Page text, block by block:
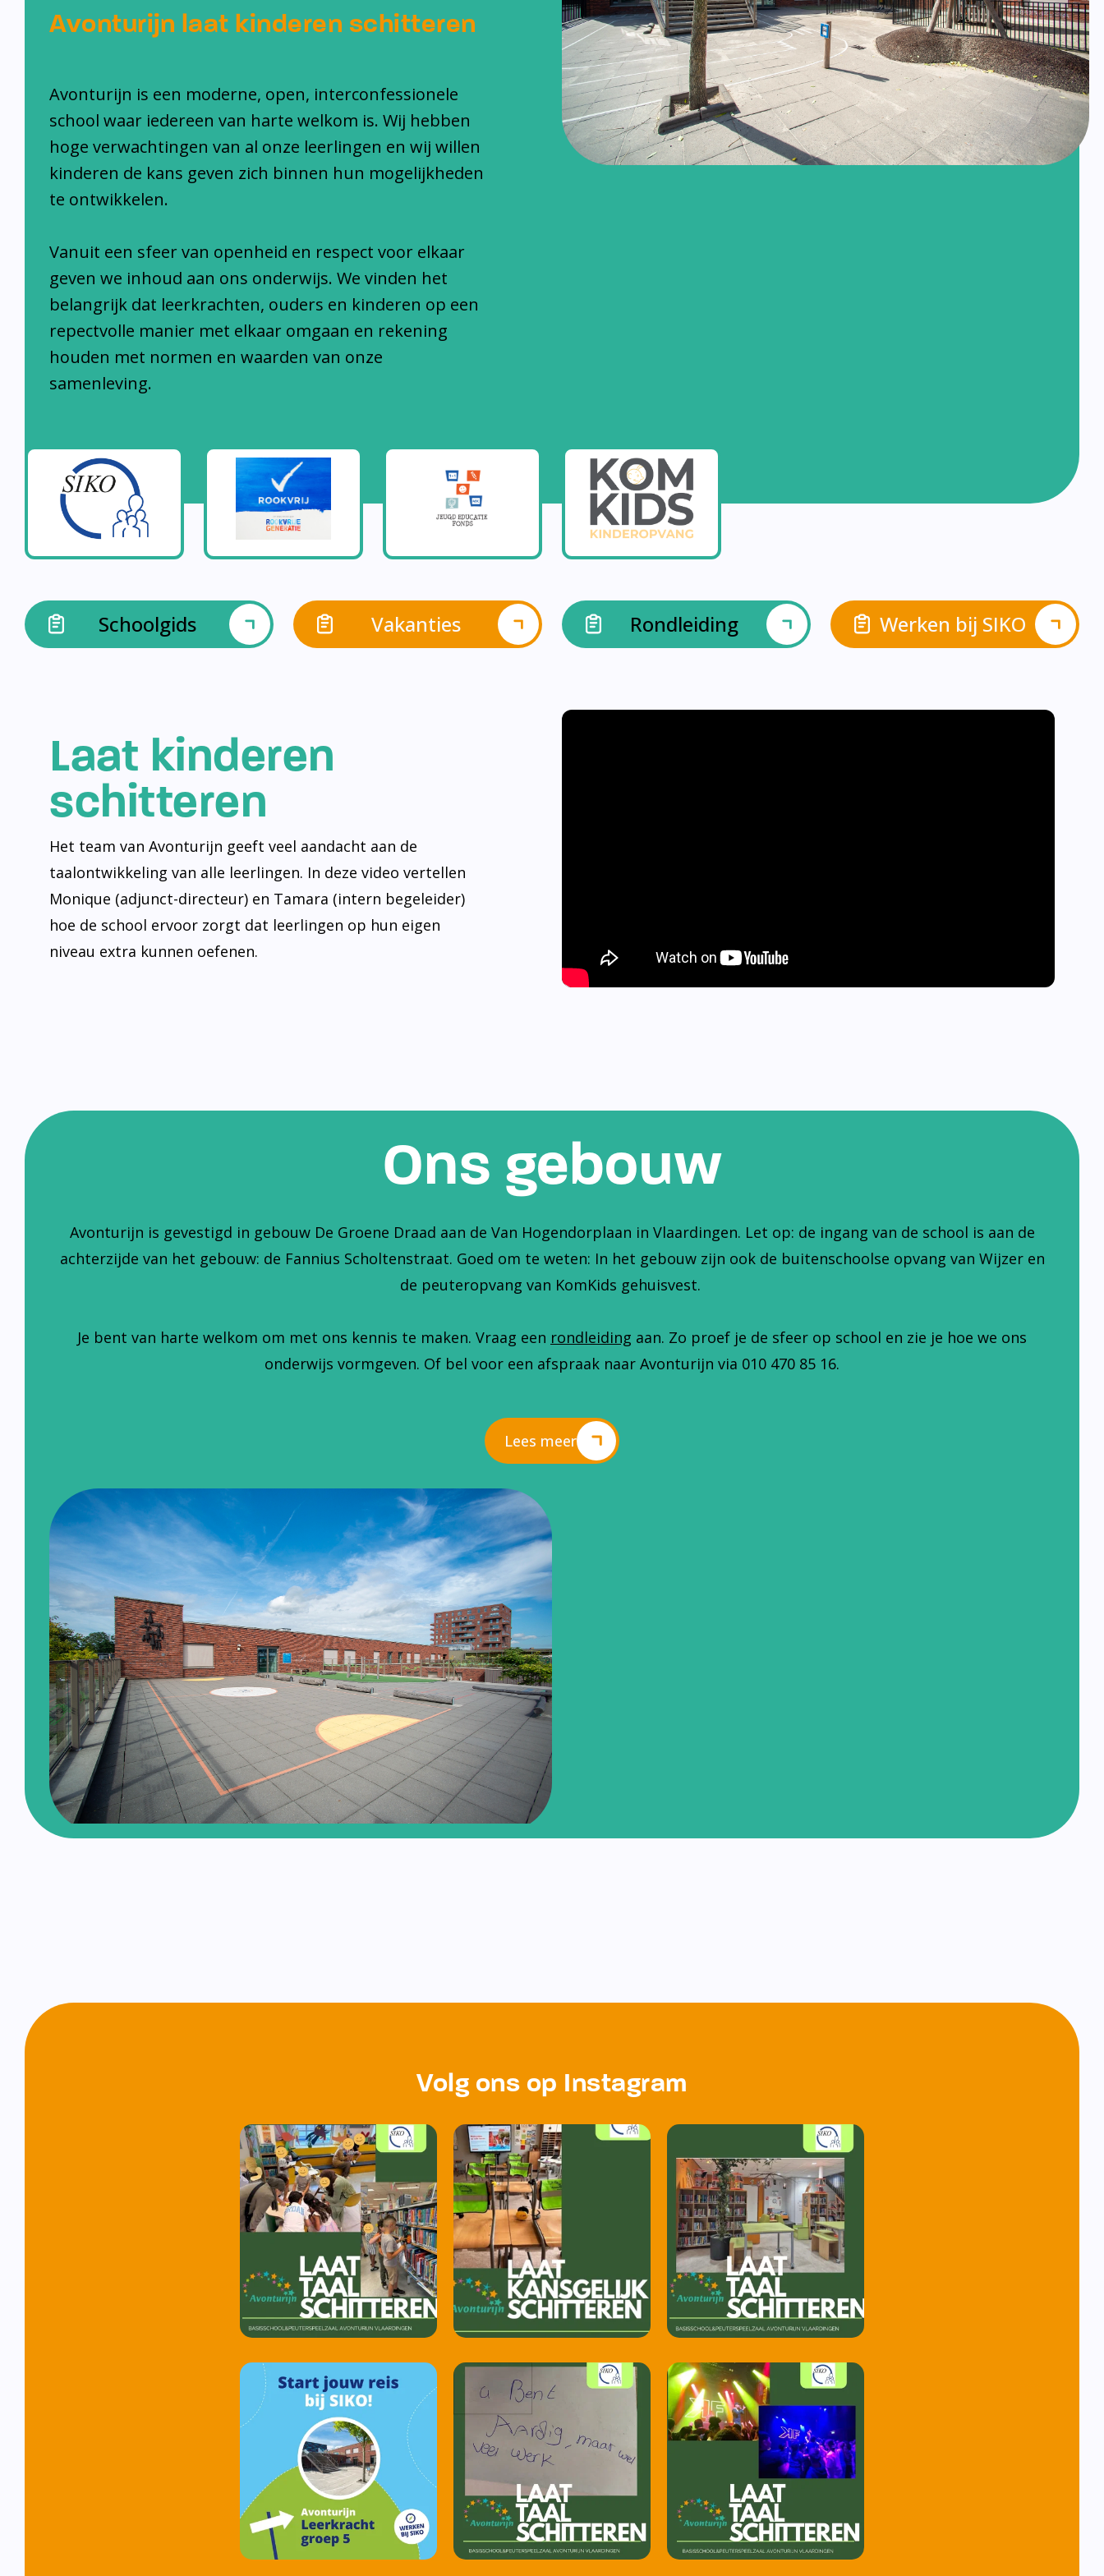
Avonturijn laat kinderen schitteren
Avonturijn is een moderne, open, interconfessionele
school waar iedereen van harte welkom is. Wij hebben
hoge verwachtingen van al onze leerlingen en wij willen
kinderen de kans geven zich binnen hun mogelijkheden
te ontwikkelen.
Vanuit een sfeer van openheid en respect voor elkaar
geven we inhoud aan ons onderwijs. We vinden het
belangrijk dat leerkrachten, ouders en kinderen op een
repectvolle manier met elkaar omgaan en rekening
houden met normen en waarden van onze
samenleving.
Schoolgids Vakanties Rondleiding Werken bij SIKO
Laat kinderen
schitteren
Het team van Avonturijn geeft veel aandacht aan de
taalontwikkeling van alle leerlingen. In deze video vertellen
Monique (adjunct-directeur) en Tamara (intern begeleider)
hoe de school ervoor zorgt dat leerlingen op hun eigen
niveau extra kunnen oefenen.
Ons gebouw
Avonturijn is gevestigd in gebouw De Groene Draad aan de Van Hogendorplaan in Vlaardingen. Let op: de ingang van de school is aan de
achterzijde van het gebouw: de Fannius Scholtenstraat. Goed om te weten: In het gebouw zijn ook de buitenschoolse opvang van Wijzer en
de peuteropvang van KomKids gehuisvest.
Je bent van harte welkom om met ons kennis te maken. Vraag een rondleiding aan. Zo proef je de sfeer op school en zie je hoe we ons
onderwijs vormgeven. Of bel voor een afspraak naar Avonturijn via 010 470 85 16.
Lees meer
Volg ons op Instagram